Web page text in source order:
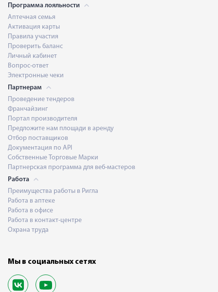
Программа лояльности
Аптечная семья
Активация карты
Правила участия
Проверить баланс
Личный кабинет
Вопрос-ответ
Электронные чеки
Партнерам
Проведение тендеров
Франчайзинг
Портал производителя
Предложите нам площади в аренду
Отбор поставщиков
Документация по API
Собственные Торговые Марки
Партнерская программа для веб-мастеров
Работа
Преимущества работы в Ригла
Работа в аптеке
Работа в офисе
Работа в контакт-центре
Охрана труда
Мы в социальных сетях